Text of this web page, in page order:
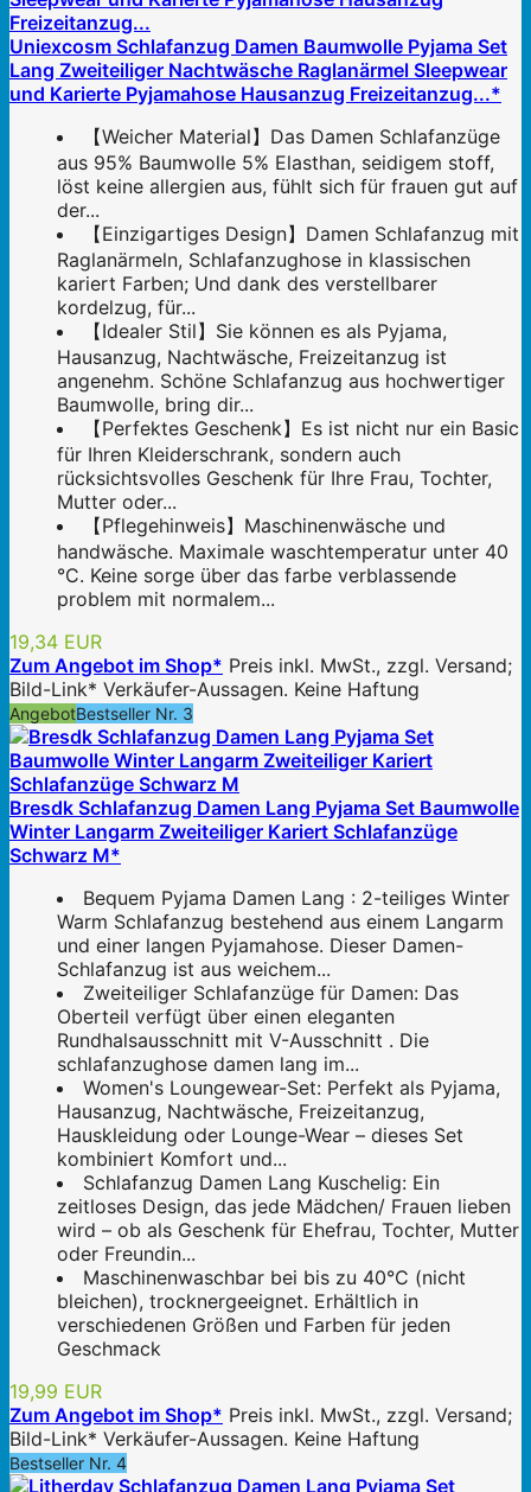
Uniexcosm Schlafanzug Damen Baumwolle Pyjama Set
Lang Zweiteiliger Nachtwäsche Raglanärmel Sleepwear
und Karierte Pyjamahose Hausanzug Freizeitanzug...*
【Weicher Material】Das Damen Schlafanzüge
aus 95% Baumwolle 5% Elasthan, seidigem stoff,
löst keine allergien aus, fühlt sich für frauen gut auf
der...
【Einzigartiges Design】Damen Schlafanzug mit
Raglanärmeln, Schlafanzughose in klassischen
kariert Farben; Und dank des verstellbarer
kordelzug, für...
【Idealer Stil】Sie können es als Pyjama,
Hausanzug, Nachtwäsche, Freizeitanzug ist
angenehm. Schöne Schlafanzug aus hochwertiger
Baumwolle, bring dir...
【Perfektes Geschenk】Es ist nicht nur ein Basic
für Ihren Kleiderschrank, sondern auch
rücksichtsvolles Geschenk für Ihre Frau, Tochter,
Mutter oder...
【Pflegehinweis】Maschinenwäsche und
handwäsche. Maximale waschtemperatur unter 40
°C. Keine sorge über das farbe verblassende
problem mit normalem...
19,34 EUR
Zum Angebot im Shop* Preis inkl. MwSt., zzgl. Versand;
Bild-Link* Verkäufer-Aussagen. Keine Haftung
AngebotBestseller Nr. 3
Bresdk Schlafanzug Damen Lang Pyjama Set Baumwolle
Winter Langarm Zweiteiliger Kariert Schlafanzüge
Schwarz M*
Bequem Pyjama Damen Lang : 2-teiliges Winter
Warm Schlafanzug bestehend aus einem Langarm
und einer langen Pyjamahose. Dieser Damen-
Schlafanzug ist aus weichem...
Zweiteiliger Schlafanzüge für Damen: Das
Oberteil verfügt über einen eleganten
Rundhalsausschnitt mit V-Ausschnitt . Die
schlafanzughose damen lang im...
Women's Loungewear-Set: Perfekt als Pyjama,
Hausanzug, Nachtwäsche, Freizeitanzug,
Hauskleidung oder Lounge-Wear – dieses Set
kombiniert Komfort und...
Schlafanzug Damen Lang Kuschelig: Ein
zeitloses Design, das jede Mädchen/ Frauen lieben
wird – ob als Geschenk für Ehefrau, Tochter, Mutter
oder Freundin...
Maschinenwaschbar bei bis zu 40°C (nicht
bleichen), trocknergeeignet. Erhältlich in
verschiedenen Größen und Farben für jeden
Geschmack
19,99 EUR
Zum Angebot im Shop* Preis inkl. MwSt., zzgl. Versand;
Bild-Link* Verkäufer-Aussagen. Keine Haftung
Bestseller Nr. 4